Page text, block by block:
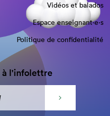
Vidéos et balados
Espace enseignant·e⋅s
Politique de confidentialité
à l'infolettre